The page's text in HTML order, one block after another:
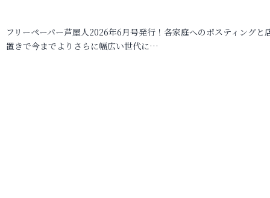
フリーペーパー芦屋人2026年6月号発行！各家庭へのポスティングと
置きで今までよりさらに幅広い世代に…